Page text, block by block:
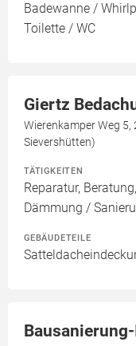
Badewanne /
Toilette / WC
Giertz
Wierenkamper Weg
Sievershütten)
TÄTIGKEITEN
Reparatur,
Dämmung /
GEBÄUDETEILE